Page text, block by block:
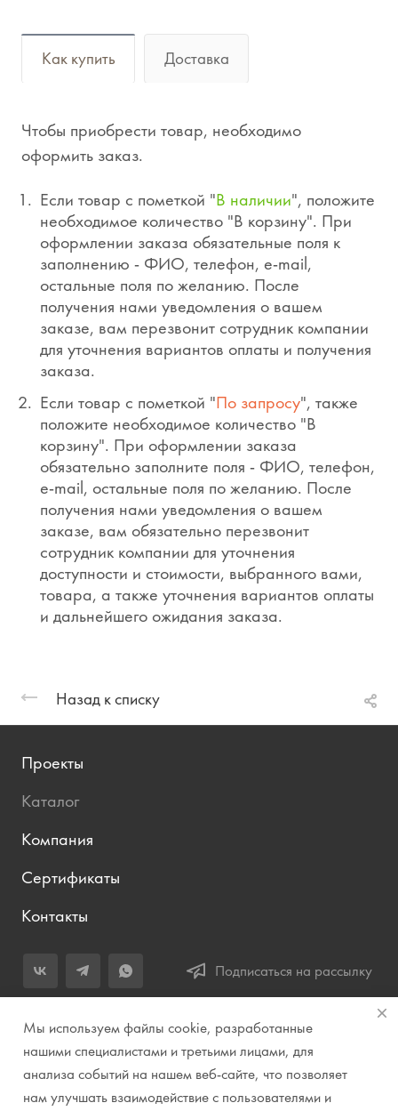
Как купить Доставка
Чтобы приобрести товар, необходимо
оформить заказ.
Если товар с пометкой "В наличии", положите
необходимое количество "В корзину". При
оформлении заказа обязательные поля к
заполнению - ФИО, телефон, e-mail,
остальные поля по желанию. После
получения нами уведомления о вашем
заказе, вам перезвонит сотрудник компании
для уточнения вариантов оплаты и получения
заказа.
Если товар с пометкой "По запросу", также
положите необходимое количество "В
корзину". При оформлении заказа
обязательно заполните поля - ФИО, телефон,
e-mail, остальные поля по желанию. После
получения нами уведомления о вашем
заказе, вам обязательно перезвонит
сотрудник компании для уточнения
доступности и стоимости, выбранного вами,
товара, а также уточнения вариантов оплаты
и дальнейшего ожидания заказа.
Назад к списку
Проекты
Каталог
Компания
Сертификаты
Контакты
Подписаться на рассылку
+7 (343) 283-04-11
Заказать звонок
info@prirodazvuka.ru
Мы используем файлы cookie, разработанные
нашими специалистами и третьими лицами, для
анализа событий на нашем веб-сайте, что позволяет
нам улучшать взаимодействие с пользователями и